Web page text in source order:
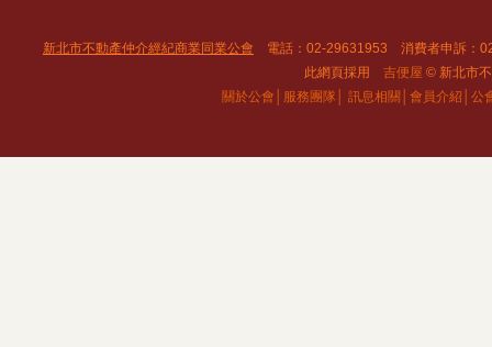
新北市不動產仲介經紀商業同業公會 電話：02-29631953 消費者申訴：
此網頁採用 吉便屋 © 新北市
關於公會│ 服務團隊│ 訊息相關│ 會員介紹│ 公